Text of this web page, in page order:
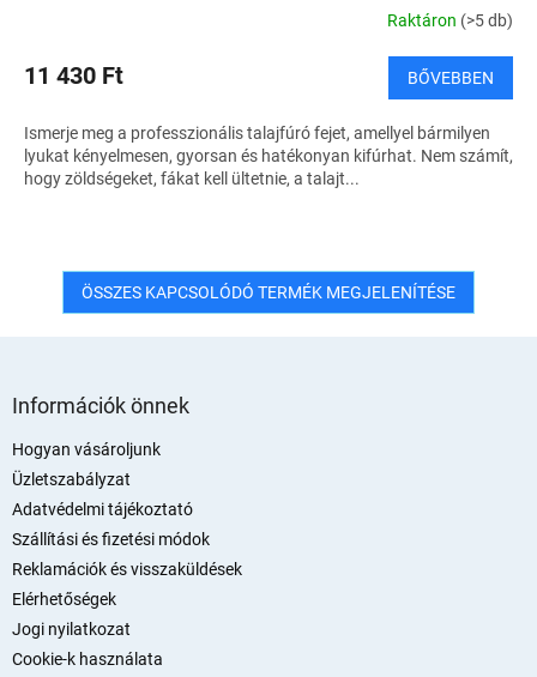
Raktáron (>5 db)
11 430 Ft BŐVEBBEN
Ismerje meg a professzionális talajfúró fejet, amellyel bármilyen
lyukat kényelmesen, gyorsan és hatékonyan kifúrhat. Nem számít,
hogy zöldségeket, fákat kell ültetnie, a talajt...
ÖSSZES KAPCSOLÓDÓ TERMÉK MEGJELENÍTÉSE
Információk önnek
Hogyan vásároljunk
Üzletszabályzat
Adatvédelmi tájékoztató
Szállítási és fizetési módok
Reklamációk és visszaküldések
Elérhetőségek
Jogi nyilatkozat
Cookie-k használata